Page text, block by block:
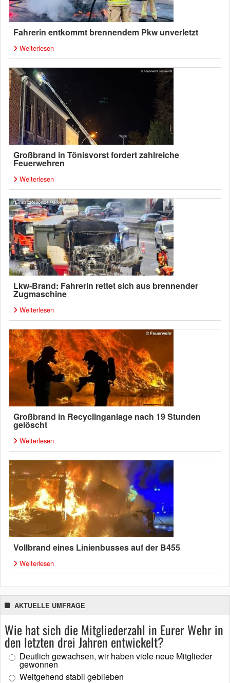
Fahrerin entkommt brennendem Pkw unverletzt
Weiterlesen
Großbrand in Tönisvorst fordert zahlreiche
Feuerwehren
Weiterlesen
Lkw-Brand: Fahrerin rettet sich aus brennender
Zugmaschine
Weiterlesen
Großbrand in Recyclinganlage nach 19 Stunden
gelöscht
Weiterlesen
Vollbrand eines Linienbusses auf der B455
Weiterlesen
AKTUELLE UMFRAGE
Wie hat sich die Mitgliederzahl in Eurer Wehr in
den letzten drei Jahren entwickelt?
Deutlich gewachsen, wir haben viele neue Mitglieder
gewonnen
Weitgehend stabil geblieben